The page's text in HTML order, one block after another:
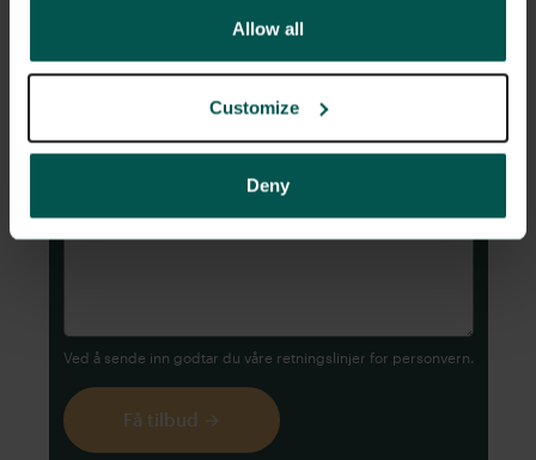
Allow all
Customize
Deny
Melding (valgfritt)
Ved å sende inn godtar du våre retningslinjer for personvern.